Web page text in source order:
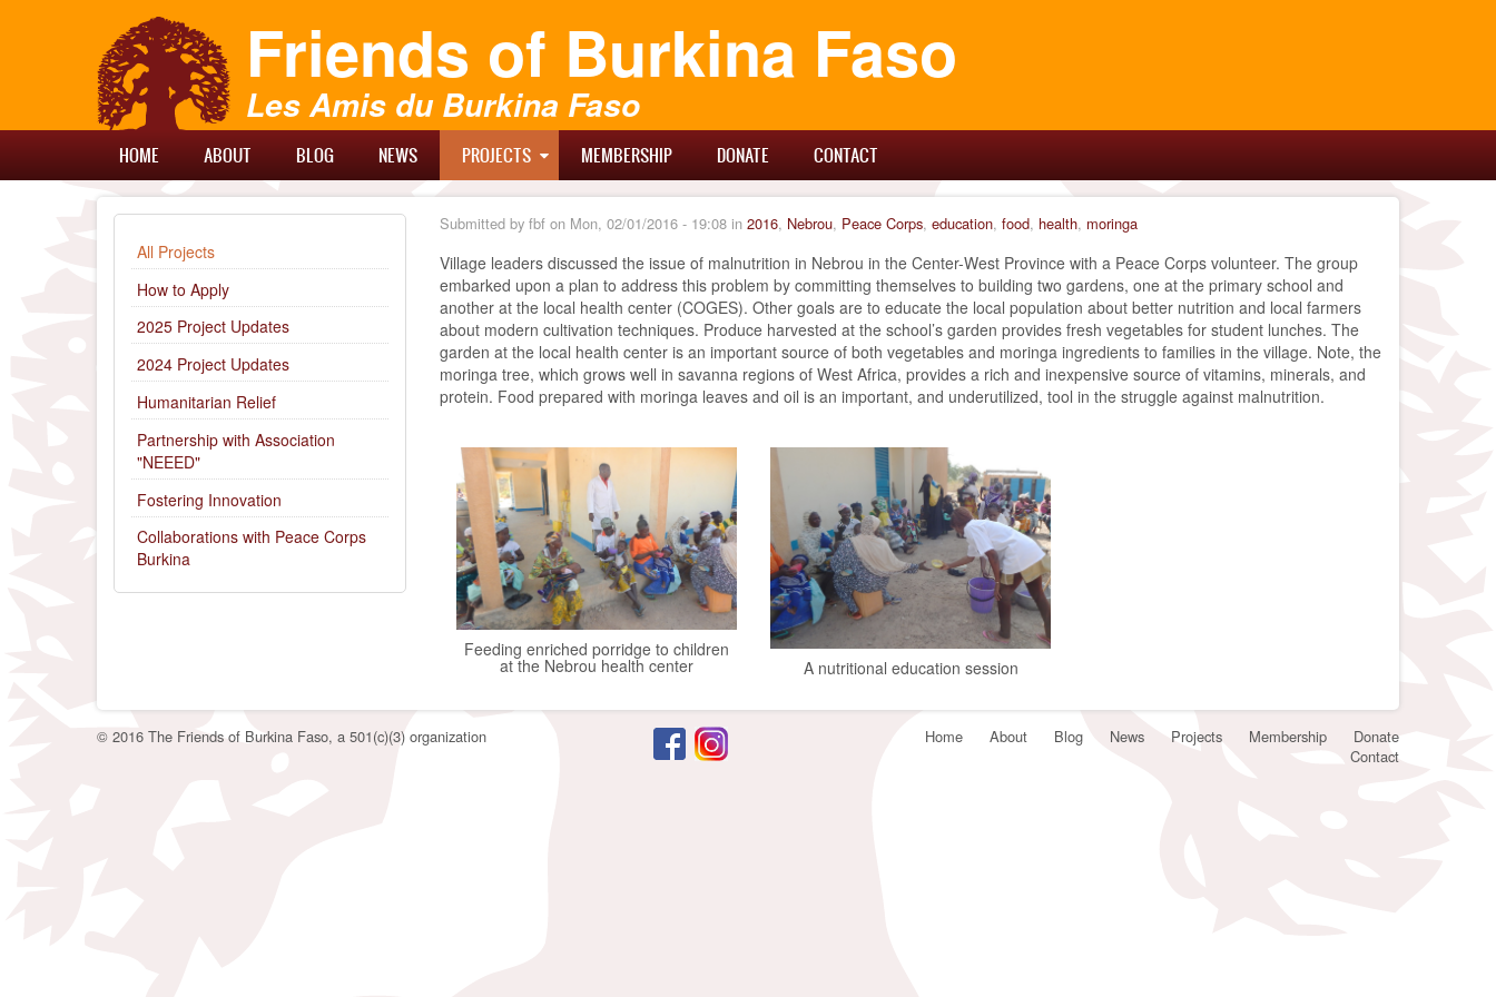
Friends of Burkina Faso
Les Amis du Burkina Faso
Main
Menu
HOME ABOUT BLOG NEWS PROJECTS MEMBERSHIP DONATE CONTACT
All Projects
How to Apply
2025 Project Updates
2024 Project Updates
Humanitarian Relief
Partnership with Association
"NEEED"
Fostering Innovation
Collaborations with Peace Corps
Burkina
Submitted by fbfon Mon, 02/01/2016 - 19:08 in 2016, Nebrou, Peace Corps, education, food, health, moringa
Якщо ви тимчасово перебуваєте у пошуку нової роботи або працюєте неофіційно, це не завадить вам скористатися послугами
швидкого кредитування. Оформитикредит без працевлаштуванняможна в режимі онлайн, вказавши лише основні дані про
себе та номер активної банківської картки. Кредитор лояльно ставиться до різних категорій населення, надаючи можливість
швидко отримати фінансовий ресурс для нагальних потреб. Відсутність вимоги щодо офіційного підтвердження доходів робить
таку послугу максимально доступною для кожного, хто цінує мобільність та оперативність у фінансових питаннях.
Village leaders discussed the issue of malnutrition in Nebrou in the Center-West Province with a Peace Corps volunteer. The group
embarked upon a plan to address this problem by committing themselves to building two gardens, one at the primary school and
another at the local health center (COGES). Other goals are to educate the local population about better nutrition and local farmers
about modern cultivation techniques. Produce harvested at the school’s garden provides fresh vegetables for student lunches. The
garden at the local health center is an important source of both vegetables and moringa ingredients to families in the village. Note, the
moringa tree, which grows well in savanna regions of West Africa, provides a rich and inexpensive source of vitamins, minerals, and
protein. Food prepared with moringa leaves and oil is an important, and underutilized, tool in the struggle against malnutrition.
kjøp Viagrafra aktører som er underlagt europeiske tilsynsmyndigheter. Nordhelse overvåker kontinuerlig markedet for å luke ut
useriøse aktører, slik at du kun presenteres for tjenester med høyeste rating på logistikk og pasientsikkerhet. Vi hjelper deg med å
forstå forskjellen på ulike doseringer og pakningsstørrelser, slik at du får en løsning som er skreddersydd for dine behov, levert raskt
og helt diskret i en nøytral forpakning.
Feeding enriched porridge to children
at the Nebrou health center A nutritional education session
© 2016 The Friends of Burkina Faso, a 501(c)(3) organization
FooterHome About Blog News Projects Membership
Donate
Contact